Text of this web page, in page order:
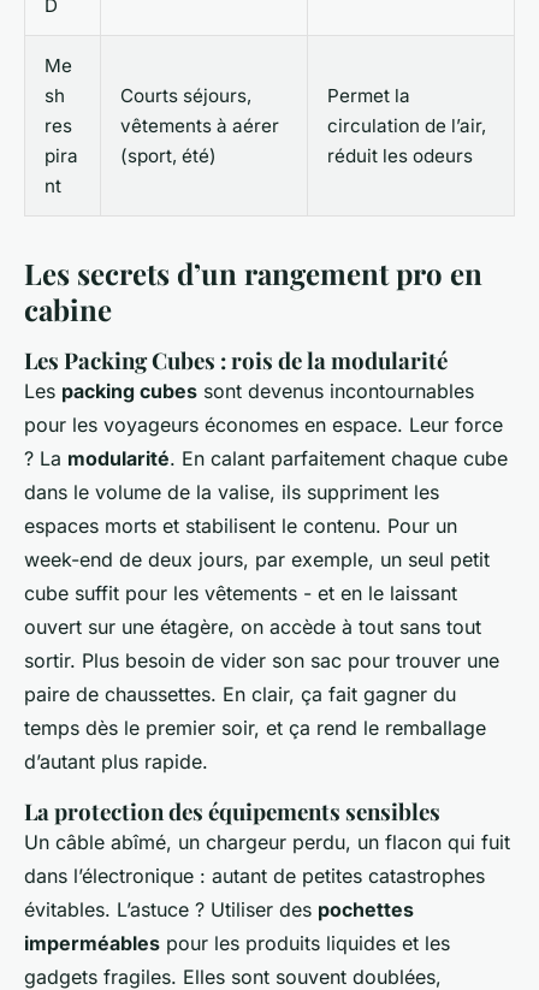
D
Me
sh
res
pira
nt
Courts séjours,
vêtements à aérer
(sport, été)
Permet la
circulation de l’air,
réduit les odeurs
Les secrets d’un rangement pro en
cabine
Les Packing Cubes : rois de la modularité
Les packing cubes sont devenus incontournables
pour les voyageurs économes en espace. Leur force
? La modularité. En calant parfaitement chaque cube
dans le volume de la valise, ils suppriment les
espaces morts et stabilisent le contenu. Pour un
week-end de deux jours, par exemple, un seul petit
cube suffit pour les vêtements - et en le laissant
ouvert sur une étagère, on accède à tout sans tout
sortir. Plus besoin de vider son sac pour trouver une
paire de chaussettes. En clair, ça fait gagner du
temps dès le premier soir, et ça rend le remballage
d’autant plus rapide.
La protection des équipements sensibles
Un câble abîmé, un chargeur perdu, un flacon qui fuit
dans l’électronique : autant de petites catastrophes
évitables. L’astuce ? Utiliser des pochettes
imperméables pour les produits liquides et les
gadgets fragiles. Elles sont souvent doublées,